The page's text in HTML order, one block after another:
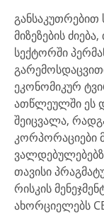
განსაკუთრებით
მიზეზების
სექტორში
ეკონომიკურ
ათწლეულში ეს
შეიცვალა,
კორპორაციები
თავისი
რისკის
ახორციელებს